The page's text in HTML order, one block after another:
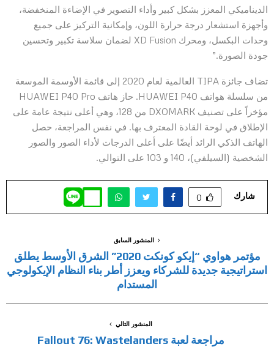
الديناميكي المعزز بشكل كبير وأداء التصوير في الإضاءة المنخفضة،
وأجهزة استشعار درجة حرارة اللون، وإمكانية التركيز على جميع
وحدات البكسل، ومحرك XD Fusion لضمان سلاسة تكبير وتحسين
جودة الصورة.”
تضاف جائزة TIPA العالمية لعام 2020 إلى قائمة الأوسمة الموسعة
من سلسلة هواتف HUAWEI P40. حاز هاتف HUAWEI P40 Pro
مؤخراً على تصنيف DXOMARK من 128، وهي أعلى نتيجة عامة على
الإطلاق في لوحة القادة المعترف بها. في نفس المراجعة، حصل
الهاتف الذكي الرائد أيضًا على أعلى الدرجات لأداء الصور والصور
الشخصية (السيلفي)، 140 و 103 على التوالي.
شارك 0
المنشور السابق
مؤتمر هواوي “إيكو كونكت 2020” الشرق الأوسط يطلق
استراتيجية جديدة للشركاء ويعزز أطر بناء النظام الإيكولوجي
المستدام
المنشور التالي
مراجعة لعبة Fallout 76: Wastelanders